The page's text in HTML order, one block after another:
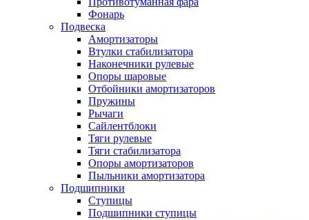
Фонарь
Подвеска
Амортизаторы
Втулки стабилизатора
Наконечники рулевые
Опоры шаровые
Отбойники амортизаторов
Пружины
Рычаги
Сайлентблоки
Тяги рулевые
Тяги стабилизатора
Опоры амортизаторов
Пыльники амортизатора
Подшипники
Ступицы
Подшипники ступицы